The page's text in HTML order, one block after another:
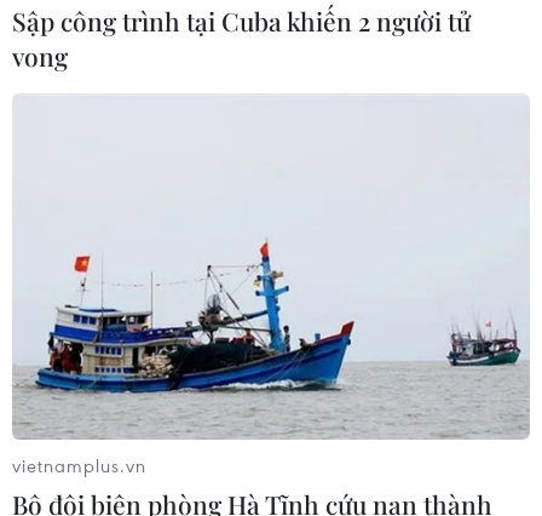
dân Thủ đô trong xây dựng môi trường sống văn minh,
hiện đại, phát triển bền vững.
Lễ phát động quốc gia Phong trào toàn
Sập công trình tại Cuba khiến 2 người tử
vong
vietnamplus.vn
Bộ đội biên phòng Hà Tĩnh cứu nạn thành